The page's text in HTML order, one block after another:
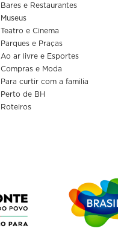
Bares e Restaurantes
Museus
Teatro e Cinema
Parques e Praças
Ao ar livre e Esportes
Compras e Moda
Para curtir com a familia
Perto de BH
Roteiros